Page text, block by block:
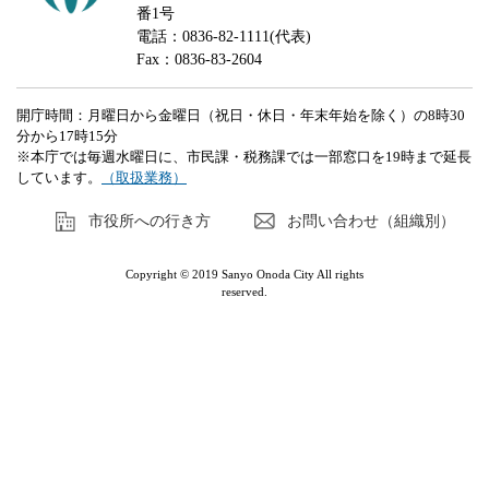
番1号
電話：0836-82-1111(代表)
Fax：0836-83-2604
開庁時間：月曜日から金曜日（祝日・休日・年末年始を除く）の8時30
分から17時15分
※本庁では毎週水曜日に、市民課・税務課では一部窓口を19時まで延長
しています。
（取扱業務）
市役所への行き方 お問い合わせ（組織別）
Copyright © 2019 Sanyo Onoda City All rights
reserved.